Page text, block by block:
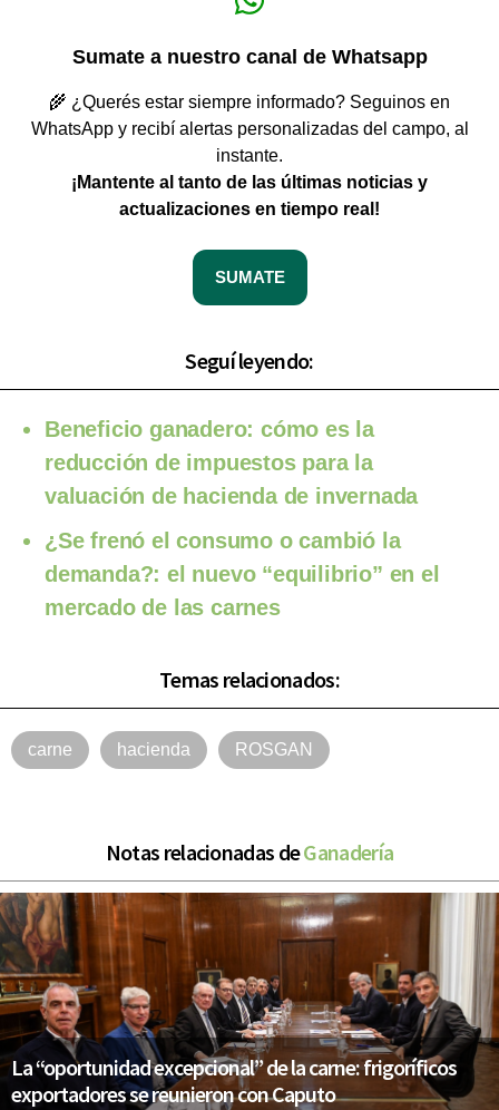
Sumate a nuestro canal de Whatsapp
🌾 ¿Querés estar siempre informado? Seguinos en
WhatsApp y recibí alertas personalizadas del campo, al
instante.
¡Mantente al tanto de las últimas noticias y
actualizaciones en tiempo real!
SUMATE
Seguí leyendo:
Beneficio ganadero: cómo es la
reducción de impuestos para la
valuación de hacienda de invernada
¿Se frenó el consumo o cambió la
demanda?: el nuevo “equilibrio” en el
mercado de las carnes
Temas relacionados:
carne hacienda ROSGAN
Notas relacionadas deGanadería
La “oportunidad excepcional” de la carne: frigoríficos
exportadores se reunieron con Caputo